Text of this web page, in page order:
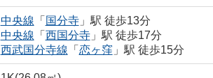
中央線 「 国分寺」駅 徒歩13分
中央線 「 西国分寺」駅 徒歩17分
西武国分寺線 「 恋ヶ窪 」駅 徒歩15分